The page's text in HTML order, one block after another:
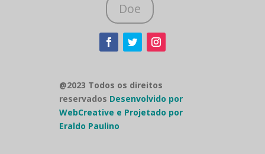
Doe
@2023 Todos os direitos
reservados Desenvolvido por
WebCreative e Projetado por
Eraldo Paulino